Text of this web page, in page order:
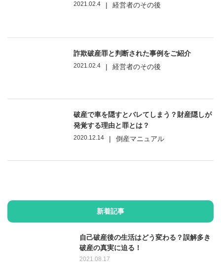
2021.02.4 | 経営者のその後
詐欺破産罪と判断された事例をご紹介
2021.02.4 | 経営者のその後
破産で車を隠すとバレてしまう？財産隠しが
発覚する理由と罪とは？
2020.12.14 | 倒産マニュアル
新着記事
自己破産後の生活はどう変わる？誤解多き
破産の真実に迫る！
2021.08.17